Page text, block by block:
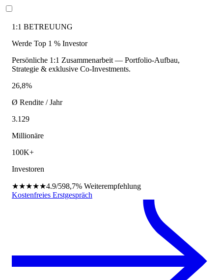
1:1 BETREUUNG
Werde Top 1 % Investor
Persönliche 1:1 Zusammenarbeit — Portfolio-Aufbau,
Strategie & exklusive Co-Investments.
26,8%
Ø Rendite / Jahr
3.129
Millionäre
100K+
Investoren
★★★★★4.9/598,7% Weiterempfehlung
Kostenfreies Erstgespräch